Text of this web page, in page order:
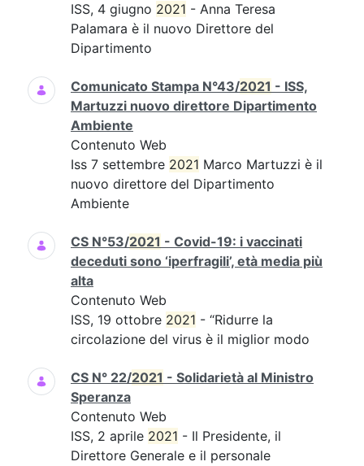
ISS, 4 giugno 2021 - Anna Teresa
Palamara è il nuovo Direttore del
Dipartimento
Comunicato Stampa N°43/2021 - ISS,
Martuzzi nuovo direttore Dipartimento
Ambiente
Contenuto Web
Iss 7 settembre 2021 Marco Martuzzi è il
nuovo direttore del Dipartimento
Ambiente
CS N°53/2021 - Covid-19: i vaccinati
deceduti sono ‘iperfragili’, età media più
alta
Contenuto Web
ISS, 19 ottobre 2021 - “Ridurre la
circolazione del virus è il miglior modo
CS N° 22/2021 - Solidarietà al Ministro
Speranza
Contenuto Web
ISS, 2 aprile 2021 - Il Presidente, il
Direttore Generale e il personale